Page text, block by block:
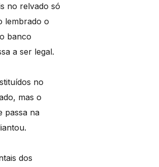
no relvado só
lembrado o
banco
a ser legal.
no
mas o
passa na
dos